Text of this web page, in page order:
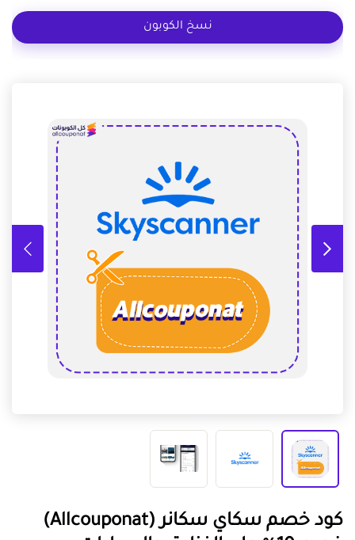
نسخ الكوبون
كود خصم سكاي سكانر (Allcouponat)